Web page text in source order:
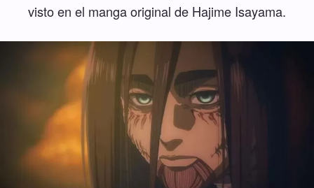
visto en el manga original de Hajime Isayama.